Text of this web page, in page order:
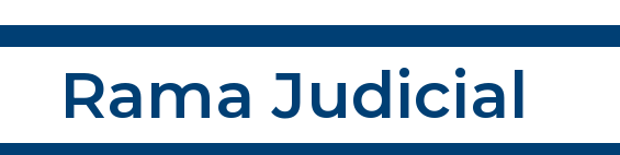
Rama Judicial